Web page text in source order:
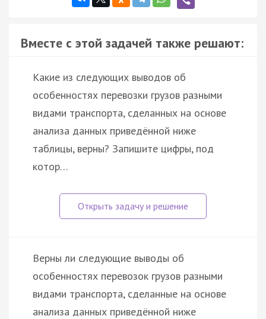
Вместе с этой задачей также решают:
Какие из следующих выводов об
особенностях перевозки грузов разными
видами транспорта, сделанных на основе
анализа данных приведённой ниже
таблицы, верны? Запишите цифры, под
котор…
Верны ли следующие выводы об
особенностях перевозок грузов разными
видами транспорта, сделанные на основе
анализа данных приведённой ниже